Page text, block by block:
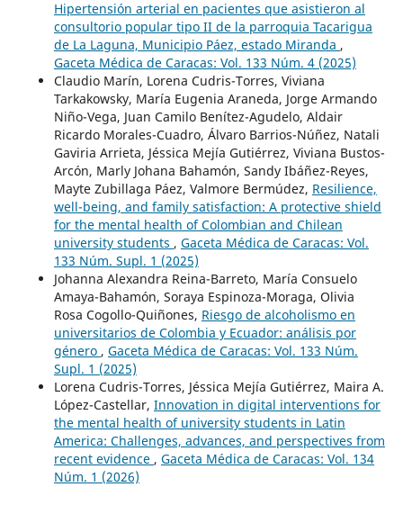
Hipertensión arterial en pacientes que asistieron al
consultorio popular tipo II de la parroquia Tacarigua
de La Laguna, Municipio Páez, estado Miranda ,
Gaceta Médica de Caracas: Vol. 133 Núm. 4 (2025)
Claudio Marín, Lorena Cudris-Torres, Viviana
Tarkakowsky, María Eugenia Araneda, Jorge Armando
Niño-Vega, Juan Camilo Benítez-Agudelo, Aldair
Ricardo Morales-Cuadro, Álvaro Barrios-Núñez, Natali
Gaviria Arrieta, Jéssica Mejía Gutiérrez, Viviana Bustos-
Arcón, Marly Johana Bahamón, Sandy Ibáñez-Reyes,
Mayte Zubillaga Páez, Valmore Bermúdez, Resilience,
well-being, and family satisfaction: A protective shield
for the mental health of Colombian and Chilean
university students , Gaceta Médica de Caracas: Vol.
133 Núm. Supl. 1 (2025)
Johanna Alexandra Reina-Barreto, María Consuelo
Amaya-Bahamón, Soraya Espinoza-Moraga, Olivia
Rosa Cogollo-Quiñones, Riesgo de alcoholismo en
universitarios de Colombia y Ecuador: análisis por
género , Gaceta Médica de Caracas: Vol. 133 Núm.
Supl. 1 (2025)
Lorena Cudris-Torres, Jéssica Mejía Gutiérrez, Maira A.
López-Castellar, Innovation in digital interventions for
the mental health of university students in Latin
America: Challenges, advances, and perspectives from
recent evidence , Gaceta Médica de Caracas: Vol. 134
Núm. 1 (2026)